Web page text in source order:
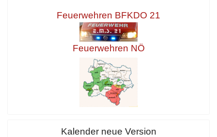
Feuerwehren BFKDO 21
Feuerwehren NÖ
Kalender neue Version